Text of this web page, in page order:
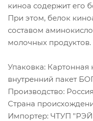
киноа содержит его
При этом, белок
составом
молочных продуктов.
Упаковка:
внутренний пакет
Производство:
Страна
Импортер: ЧТУП